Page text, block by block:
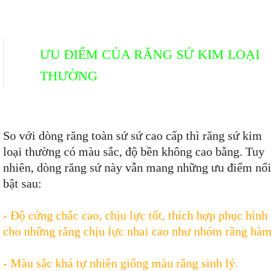
ƯU ĐIỂM CỦA RĂNG SỨ KIM LOẠI
THƯỜNG
So với dòng răng toàn sứ sứ cao cấp thì răng sứ kim
loại thường có màu sắc, độ bền không cao bằng. Tuy
nhiên, dòng răng sứ này vẫn mang những ưu điểm nổi
bật sau:
- Độ cứng chắc cao, chịu lực tốt, thích hợp phục hình
cho những răng chịu lực nhai cao như nhóm răng hàm
- Màu sắc khá tự nhiên giống màu răng sinh lý.